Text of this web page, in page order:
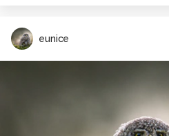
eunice